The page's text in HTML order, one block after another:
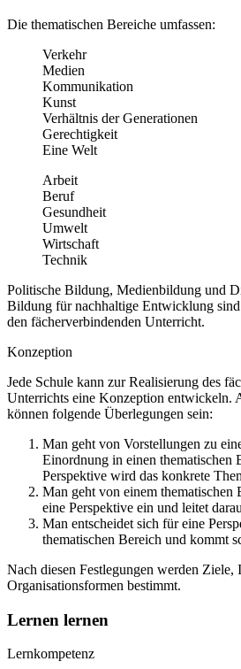
Die thematischen Bereiche umfassen:
Verkehr
Medien
Kommunikation
Kunst
Verhältnis der Generationen
Gerechtigkeit
Eine Welt
Arbeit
Beruf
Gesundheit
Umwelt
Wirtschaft
Technik
Politische Bildung, Medienbildung und
Bildung für nachhaltige Entwicklung sind
den fächerverbindenden Unterricht.
Konzeption
Jede Schule kann zur Realisierung des
Unterrichts eine Konzeption entwickeln.
können folgende Überlegungen sein:
Man geht von Vorstellungen zu
Einordnung in einen thematischen
Perspektive wird das konkrete
Man geht von einem thematischen
eine Perspektive ein und leitet
Man entscheidet sich für eine
thematischen Bereich und kommt
Nach diesen Festlegungen werden Ziele,
Organisationsformen bestimmt.
Lernen lernen
Lernkompetenz